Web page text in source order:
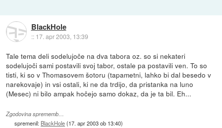
BlackHole
:: 17. apr 2003, 13:39
Tale tema deli sodelujoče na dva tabora oz. so si nekateri
sodelujoči sami postavili svoj tabor, ostale pa postavili ven. To so
tisti, ki so v Thomasovem šotoru (tapametni, lahko bi dal besedo v
narekovaje) in vsi ostali, ki ne da trdijo, da pristanka na luno
(Mesec) ni bilo ampak hočejo samo dokaz, da je ta bil. Eh...
Zgodovina sprememb…
spremenil: BlackHole(17. apr 2003 ob 13:40)